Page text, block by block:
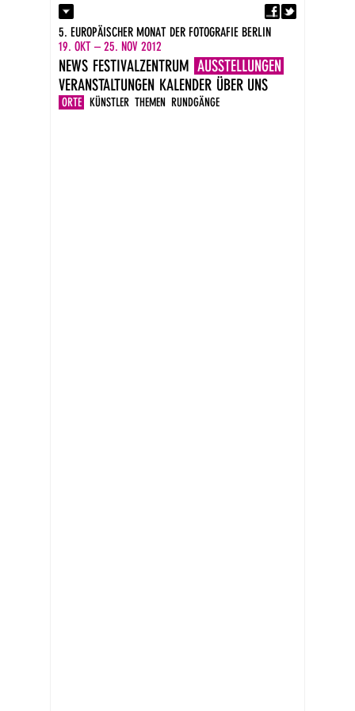
Kontakt
Presse
Impressum
DE
EN
5. EUROPÄISCHER MONAT DER FOTOGRAFIE BERLIN
19. OKT – 25. NOV 2012
NEWS FESTIVALZENTRUM AUSSTELLUNGEN
ORTE KÜNSTLER THEMEN RUNDGÄNGE
VERANSTALTUNGEN KALENDER ÜBER UNS